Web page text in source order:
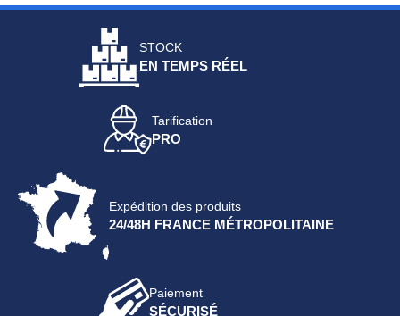
STOCK
EN TEMPS RÉEL
Tarification
PRO
Expédition des produits
24/48H FRANCE MÉTROPOLITAINE
Paiement
SÉCURISÉ